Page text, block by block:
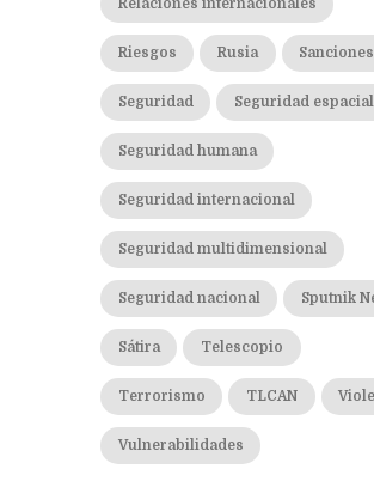
Relaciones internacionales
Riesgos Rusia Sanciones
Seguridad Seguridad espacial
Seguridad humana
Seguridad internacional
Seguridad multidimensional
Seguridad nacional Sputnik
Sátira Telescopio
Terrorismo TLCAN
Vulnerabilidades